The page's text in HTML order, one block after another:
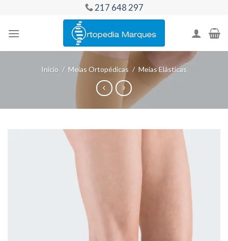
content
217 648 297
Início / Meias Ortopédicas / Meias Elásticas